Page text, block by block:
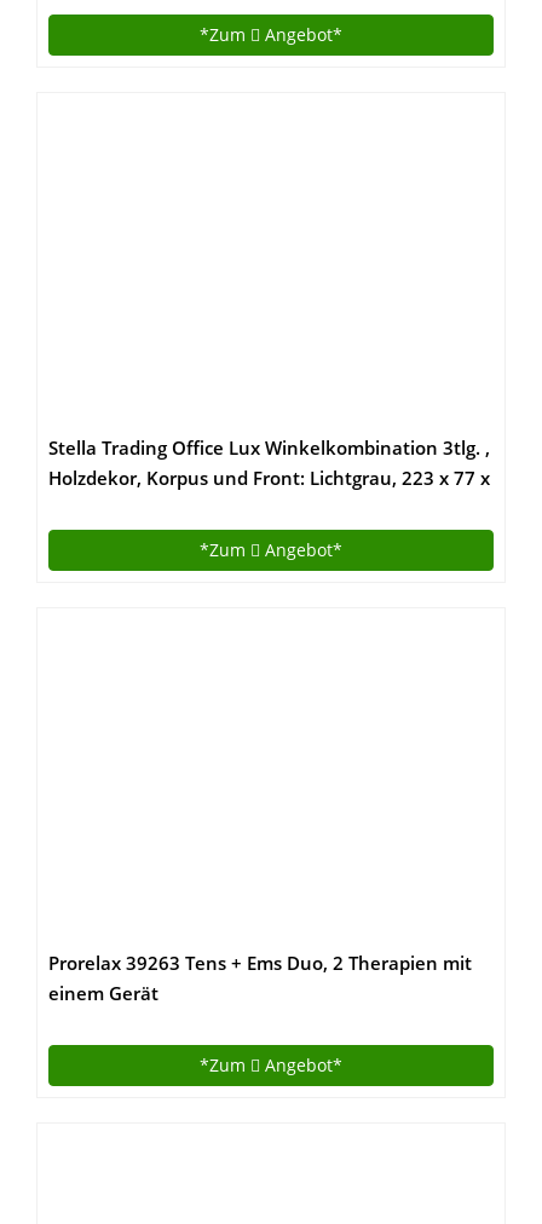
*Zum Angebot*
Stella Trading Office Lux Winkelkombination 3tlg. ,
Holzdekor, Korpus und Front: Lichtgrau, 223 x 77 x
*Zum Angebot*
Prorelax 39263 Tens + Ems Duo, 2 Therapien mit
einem Gerät
*Zum Angebot*